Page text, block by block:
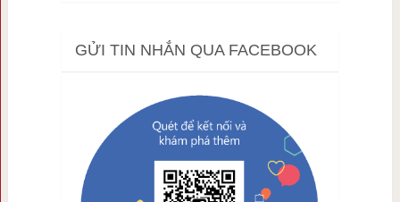
GỬI TIN NHẮN QUA FACEBOOK